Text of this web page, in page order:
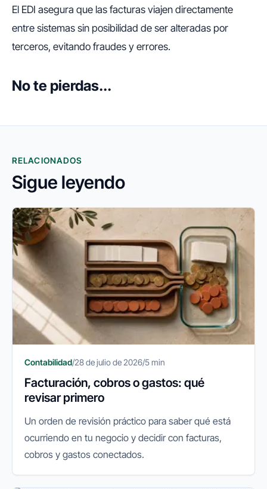
El EDI asegura que las facturas viajen directamente
entre sistemas sin posibilidad de ser alteradas por
terceros, evitando fraudes y errores.
No te pierdas...
RELACIONADOS
Sigue leyendo
Contabilidad/28 de julio de 2026/5 min
Facturación, cobros o gastos: qué
revisar primero
Un orden de revisión práctico para saber qué está
ocurriendo en tu negocio y decidir con facturas,
cobros y gastos conectados.